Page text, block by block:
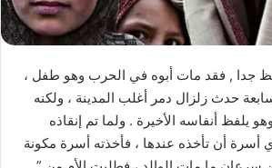
جدا , فقد مات أبوه في الحرب وهو طفل ،
حدث زلزال دمر أغلب المدينة ، ولكنه
يلفظ أنفاسه الأخيرة . ولما تم إنقاذه
أن تأخذه عندها ، فأخذته أسرة مكونة